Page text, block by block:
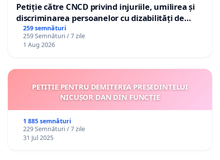
Petiție către CNCD privind injuriile, umilirea și
discriminarea persoanelor cu dizabilități de
către utilizatorul TikTok „Gorici”
259 semnături
259 Semnături / 7 zile
1 Aug 2026
PETIȚIE PENTRU DEMITEREA PREȘEDINTELUI
NICUȘOR DAN DIN FUNCȚIE
1 885 semnături
229 Semnături / 7 zile
31 Jul 2025